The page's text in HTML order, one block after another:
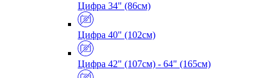
Цифра 34" (86см)
Цифра 40" (102см)
Цифра 42" (107см) - 64" (165см)